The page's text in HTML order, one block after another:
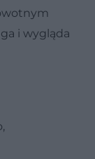
i wygląda